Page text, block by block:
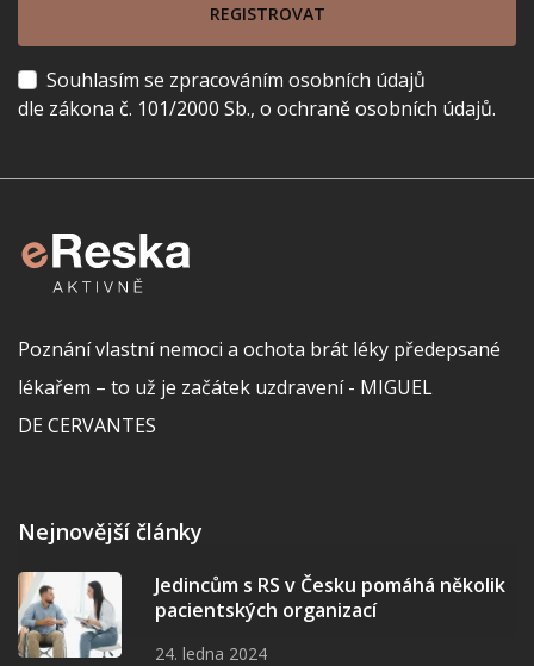
REGISTROVAT
Souhlasím se zpracováním osobních údajů
dle zákona č. 101/2000 Sb., o ochraně osobních údajů.
Poznání vlastní nemoci a ochota brát léky předepsané
lékařem – to už je začátek uzdravení - MIGUEL
DE CERVANTES
Nejnovější články
Jedincům s RS v Česku pomáhá několik
pacientských organizací
24. ledna 2024